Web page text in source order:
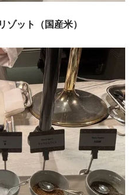
ゾット（国産米）